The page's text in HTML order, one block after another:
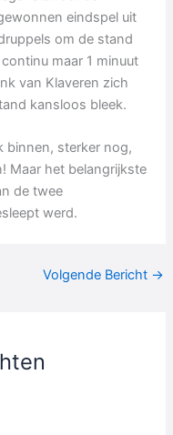
eindspel uit
om de stand
maar 1 minuut
van Klaveren zich
kansloos bleek.
binnen, sterker nog,
Maar het belangrijkste
de twee
werd.
Volgende Bericht →